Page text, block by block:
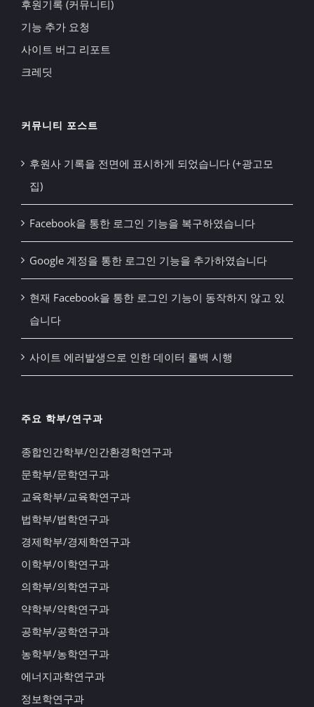
후원기록 (커뮤니티)
기능 추가 요청
사이트 버그 리포트
크레딧
커뮤니티 포스트
후원사 기록을 전면에 표시하게 되었습니다 (+광고모
집)
Facebook을 통한 로그인 기능을 복구하였습니다
Google 계정을 통한 로그인 기능을 추가하였습니다
현재 Facebook을 통한 로그인 기능이 동작하지 않고 있
습니다
사이트 에러발생으로 인한 데이터 롤백 시행
주요 학부/연구과
종합인간학부/인간환경학연구과
문학부/문학연구과
교육학부/교육학연구과
법학부/법학연구과
경제학부/경제학연구과
이학부/이학연구과
의학부/의학연구과
약학부/약학연구과
공학부/공학연구과
농학부/농학연구과
에너지과학연구과
정보학연구과